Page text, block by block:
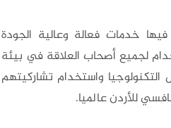
خدمات فعالة وعالية الجودة
لجميع أصحاب العلاقة في بيئة
واستخدام تشاركيتهم
للأردن عالميا.